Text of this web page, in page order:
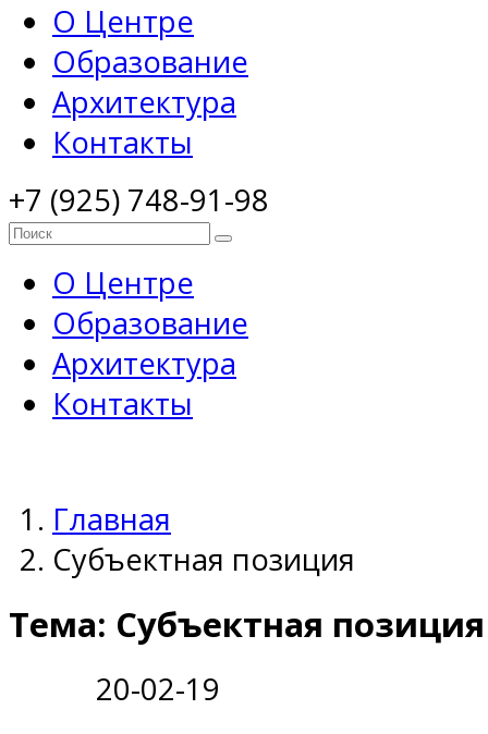
О Центре
Образование
Архитектура
Контакты
+7 (925) 748-91-98
О Центре
Образование
Архитектура
Контакты
Главная
Субъектная позиция
Тема: Субъектная позиция
20-02-19